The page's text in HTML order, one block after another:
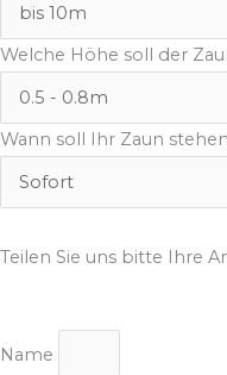
Welche Höhe soll der
Wann soll Ihr Zaun
Teilen Sie uns bitte Ihre
Name